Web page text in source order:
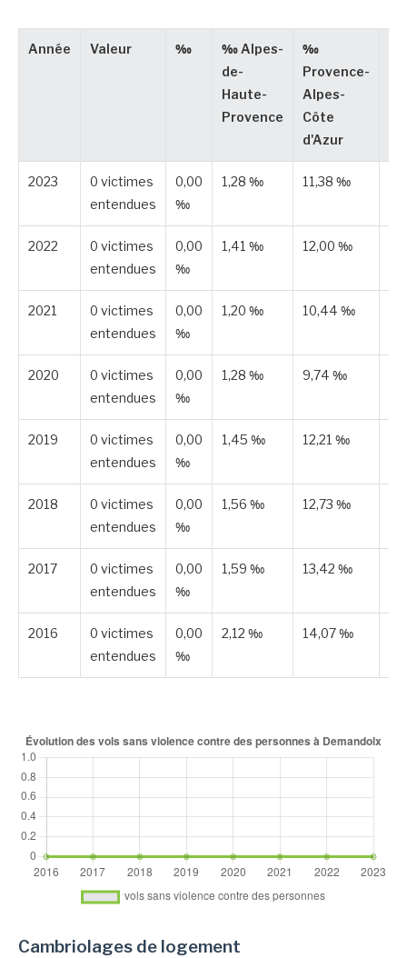
Année Valeur ‰
‰ Alpes-
de-
Haute-
Provence
‰
Provence-
Alpes-
Côte
d'Azur
2023
0 victimes
entendues
0,00
‰
1,28 ‰ 11,38 ‰
2022
0 victimes
entendues
0,00
‰
1,41 ‰ 12,00 ‰
2021
0 victimes
entendues
0,00
‰
1,20 ‰ 10,44 ‰
2020
0 victimes
entendues
0,00
‰
1,28 ‰ 9,74 ‰
2019
0 victimes
entendues
0,00
‰
1,45 ‰ 12,21 ‰
2018
0 victimes
entendues
0,00
‰
1,56 ‰ 12,73 ‰
2017
0 victimes
entendues
0,00
‰
1,59 ‰ 13,42 ‰
2016
0 victimes
entendues
0,00
‰
2,12 ‰ 14,07 ‰
Cambriolages de logement